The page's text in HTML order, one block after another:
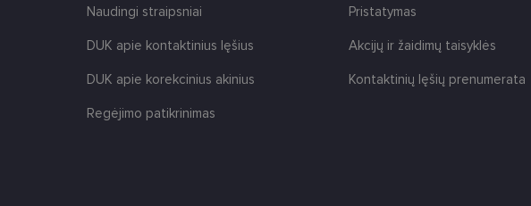
Naudingi straipsniai
DUK apie kontaktinius lęšius
DUK apie korekcinius akinius
Regėjimo patikrinimas
Pristatymas
Akcijų ir žaidimų taisyklės
Kontaktinių lęšių prenumerata
CookieScriptConsent
CookieScript
www.lensor.lt